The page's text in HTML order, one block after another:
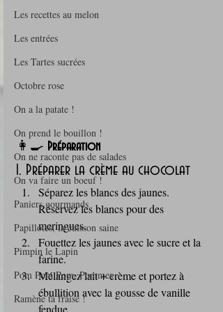
Les recettes au melon
Les entrées
Les Tartes sucrées
Octobre rose
On a la patate !
On prend le bouillon !
On ne raconte pas de salades
On va faire un boeuf !
Paniers gourmands
Papillotes, la cuisson saine
Pimpin le Lapin
Pom Pom Pom, Pommes
Ramène ta fraise !
👩‍🍳 Préparation
1. Préparer la crème au chocolat
Séparez les blancs des jaunes.
Réservez les blancs pour des
meringues.
Fouettez les jaunes avec le sucre et la
farine.
Mélangez lait + crème et portez à
ébullition avec la gousse de vanille
fendue.